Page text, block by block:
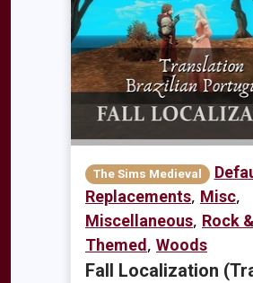
The Sims Medieval
Replacements, Misc,
Miscellaneous, Rock
Themed, Woods
Fall Localization